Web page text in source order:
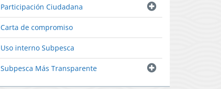
Participación Ciudadana
Carta de compromiso
Uso interno Subpesca
Subpesca Más Transparente